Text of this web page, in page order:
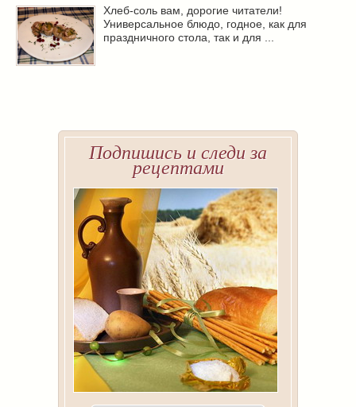
Хлеб-соль вам, дорогие читатели!
Универсальное блюдо, годное, как для
праздничного стола, так и для ...
Подпишись и следи за
рецептами